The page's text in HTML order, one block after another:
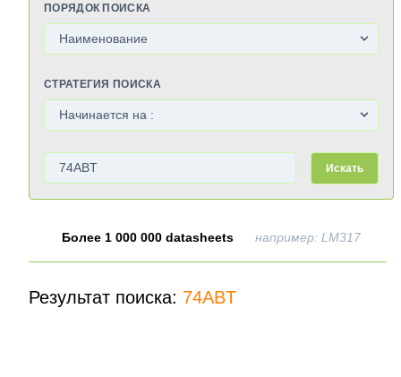
ПОРЯДОК ПОИСКА
СТРАТЕГИЯ ПОИСКА
Искать
Более 1 000 000 datasheets например: LM317
Результат поиска: 74ABT